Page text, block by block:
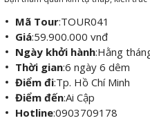
Mã Tour:TOUR041
Giá:59.900.000 vnđ
Ngày khởi hành:Hằng
Thời gian:6 ngày 6 dêm
Điểm đi:Tp. Hồ Chí Minh
Điểm đến:Ai Cập
Hotline:0903709178